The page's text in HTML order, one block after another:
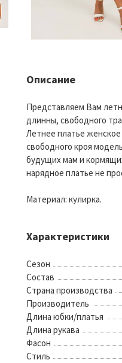
Описание
Представляем Вам
длинны, свободного
Летнее платье
свободного кроя
будущих мам и
нарядное платье не
Материал: кулирка.
Характеристики
Сезон
Состав
Страна производства
Производитель
Длина юбки/платья
Длина рукава
Фасон
Стиль